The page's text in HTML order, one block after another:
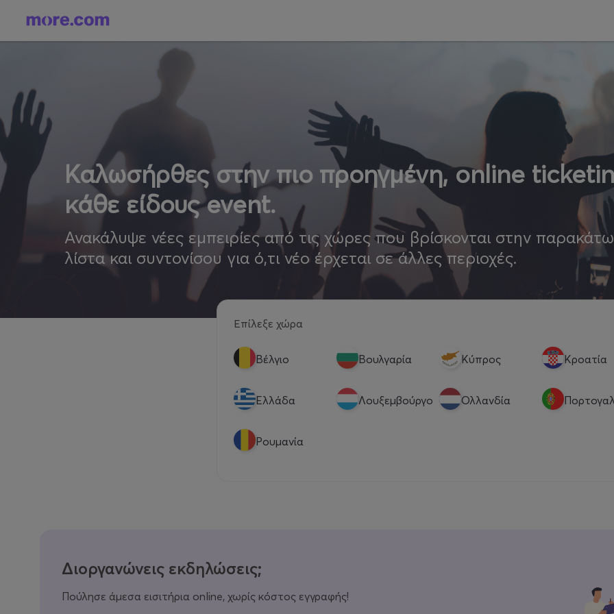
Καλωσήρθες στην πιο προηγμένη, online
κάθε είδους event.
Ανακάλυψε νέες εμπειρίες από τις χώρες που βρίσκονται στην παρακάτω
λίστα και συντονίσου για ό,τι νέο έρχεται σε άλλες περιοχές.
Επίλεξε χώρα
Βέλγιο Βουλγαρία Κύπρος Κροατία
Eλλάδα Λουξεμβούργο Ολλανδία
Ρουμανία
Διοργανώνεις εκδηλώσεις;
Πούλησε άμεσα εισιτήρια online, χωρίς κόστος εγγραφής!